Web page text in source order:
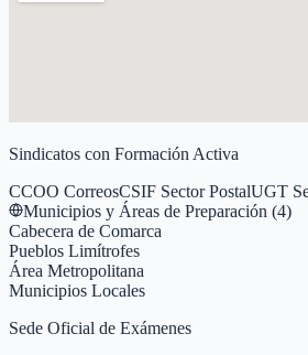
Sindicatos con Formación Activa
CCOO CorreosCSIF Sector PostalUGT
Municipios y Áreas de Preparación (4)
Cabecera de Comarca
Pueblos Limítrofes
Área Metropolitana
Municipios Locales
Sede Oficial de Exámenes